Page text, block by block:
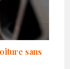
sans